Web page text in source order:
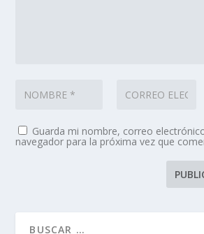
Guarda mi nombre, correo
navegador para la próxima vez que